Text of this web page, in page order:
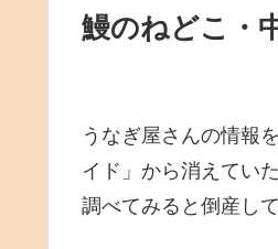
鰻のねどこ・
うなぎ屋さんの情報
イド」から消えていた
調べてみると倒産し